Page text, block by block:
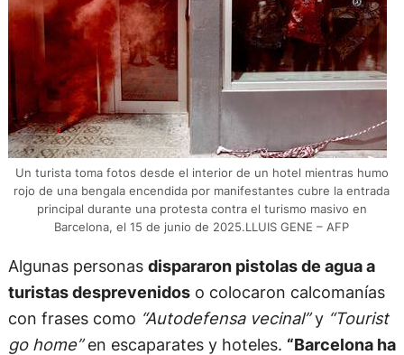
Un turista toma fotos desde el interior de un hotel mientras humo
rojo de una bengala encendida por manifestantes cubre la entrada
principal durante una protesta contra el turismo masivo en
Barcelona, el 15 de junio de 2025.LLUIS GENE – AFP
Algunas personas dispararon pistolas de agua a
turistas desprevenidoso colocaron calcomanías
con frases como “Autodefensa vecinal”y “Tourist
go home”en escaparates y hoteles. “Barcelona ha